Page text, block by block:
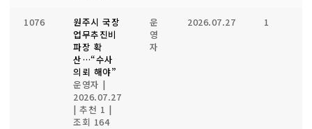
1076
원주시 국장
업무추진비
파장 확
산…“수사
의뢰 해야”
운영자 |
2026.07.27
| 추천 1 |
조회 164
운
영
자
2026.07.27 1